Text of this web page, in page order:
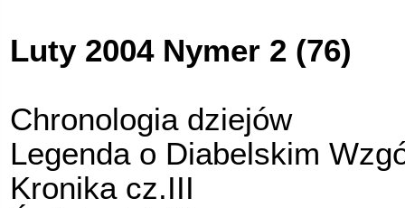
Luty 2004 Nymer 2 (76)
Chronologia dziejów
Legenda o Diabelskim
Kronika cz.III